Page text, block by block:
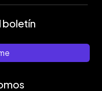
boletín